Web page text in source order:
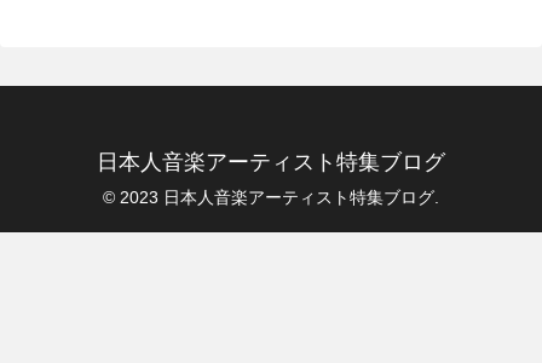
日本人音楽アーティスト特集ブログ
© 2023 日本人音楽アーティスト特集ブログ.